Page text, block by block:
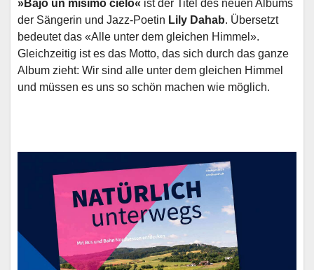
»Bajo un misimo cielo« ist der Titel des neuen Albums
der Sängerin und Jazz-Poetin Lily Dahab. Übersetzt
bedeutet das «Alle unter dem gleichen Himmel».
Gleichzeitig ist es das Motto, das sich durch das ganze
Album zieht: Wir sind alle unter dem gleichen Himmel
und müssen es uns so schön machen wie möglich.